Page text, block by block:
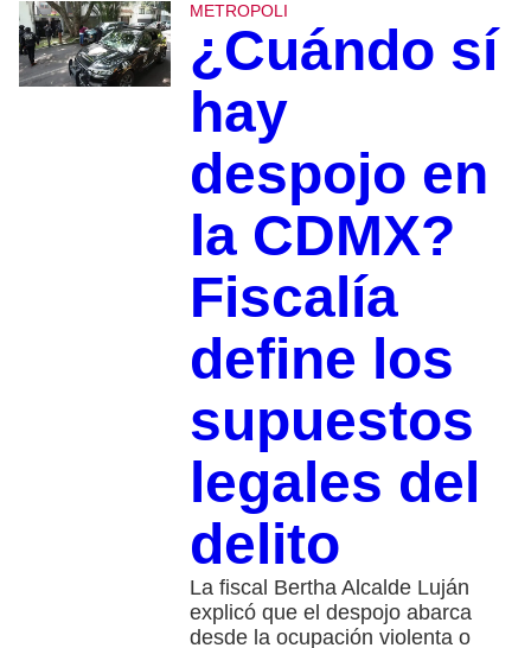
METROPOLI
¿Cuándo sí
hay
despojo en
la CDMX?
Fiscalía
define los
supuestos
legales del
delito
La fiscal Bertha Alcalde Luján
explicó que el despojo abarca
desde la ocupación violenta o